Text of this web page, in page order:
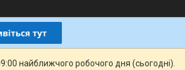
найближчого робочого дня (сьогодні).